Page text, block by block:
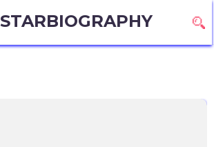
STARBIOGRAPHY